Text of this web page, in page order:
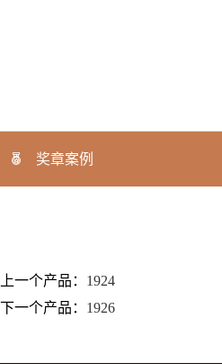
奖章案例
上一个产品： 1924
下一个产品： 1926